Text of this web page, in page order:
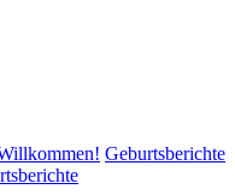
Geburtsberichte